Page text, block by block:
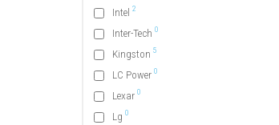
Intel 2
Inter-Tech 0
Kingston 5
LC Power 0
Lexar 0
Lg 0